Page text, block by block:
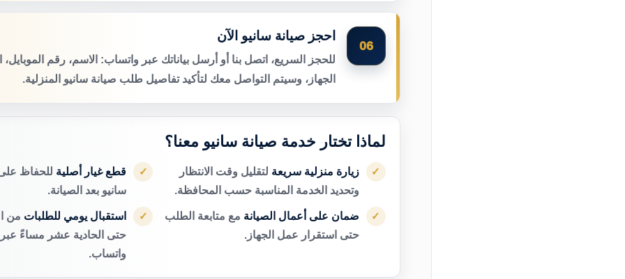
06
احجز صيانة سانيو الآن
للحجز السريع، اتصل بنا أو أرسل بياناتك عبر واتساب: الاسم، رقم
الجهاز، وسيتم التواصل معك لتأكيد تفاصيل طلب صيانة سانيو المنزلية.
لماذا تختار خدمة صيانة سانيو معنا؟
✓ زيارة منزلية سريعة لتقليل وقت الانتظار
وتحديد الخدمة المناسبة حسب المحافظة.
✓ قطع غيار أصلية للحفاظ
سانيو بعد الصيانة.
✓ ضمان على أعمال الصيانة مع متابعة الطلب
حتى استقرار عمل الجهاز.
✓ استقبال يومي للطلبات من
حتى الحادية عشر مساءً عبر
واتساب.